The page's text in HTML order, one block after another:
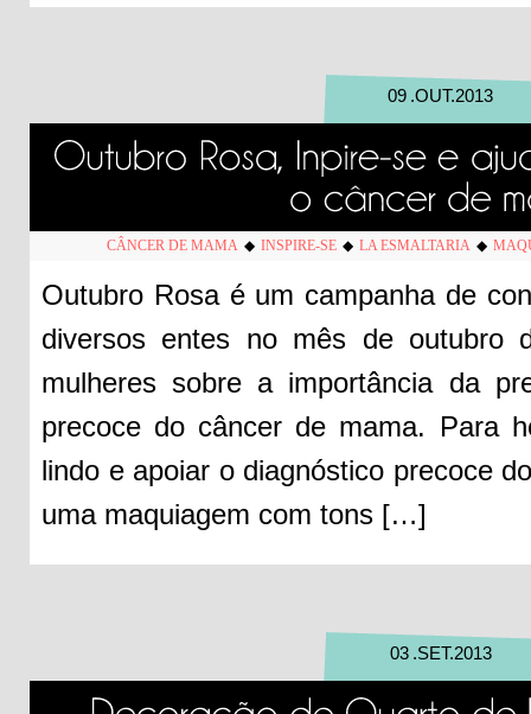
09 .OUT.2013
CÂNCER DE MAMA ◆ INSPIRE-SE ◆ LA ESMALTARIA ◆
Outubro Rosa é um campanha de
diversos entes no mês de outubro
mulheres sobre a importância da
precoce do câncer de mama. Para
lindo e apoiar o diagnóstico precoce
uma maquiagem com tons […]
03 .SET.2013